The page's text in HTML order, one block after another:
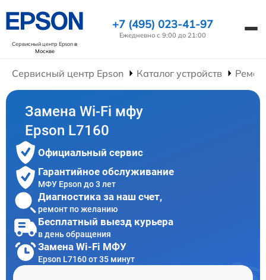
Сервисный центр Epsonв
Москве
+7 (495) 023-41-97
Ежедневно с 9:00 до 21:00
Сервисный центр Epson Каталог устройств
Замена Wi-Fi мфу
Epson L7160
Официальный сервис
Гарантийное обслуживание
МФУ Epson до 3 лет
Диагностика за наш счет,
ремонт по желанию
Бесплатный выезд курьера
в день обращения
Замена Wi-Fi МФУ
Epson L7160 от 35 минут